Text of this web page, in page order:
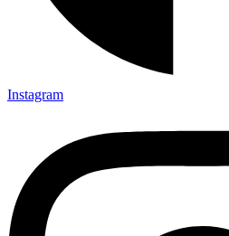
Instagram